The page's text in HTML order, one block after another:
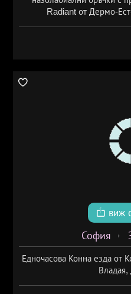
Radiant от Дермо-
виж
София
Едночасова Конна езда от